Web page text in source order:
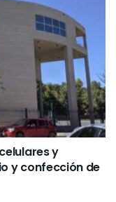
y
y confección de